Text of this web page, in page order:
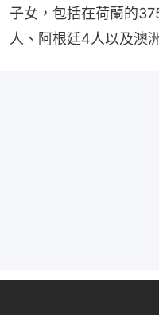
子女，包括在荷蘭的
人、阿根廷4人以及澳